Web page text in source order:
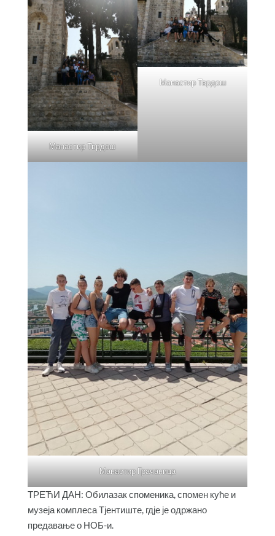
Манастир Тврдош
Манастир Тврдош
Манастир Грачаница
ТРЕЋИ ДАН: Обилазак споменика, спомен куће и
музеја комплеса Тјентиште, гдје је одржано
предавање о НОБ-и.